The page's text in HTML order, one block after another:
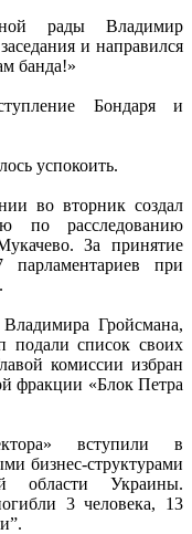
рады Владимир
и направился
банда!»
Бондаря и
успокоить.
во вторник создал
по расследованию
За принятие
парламентариев при
Гройсмана,
подали список своих
комиссии избран
фракции «Блок Петра
вступили в
бизнес-структурами
области Украины.
3 человека, 13